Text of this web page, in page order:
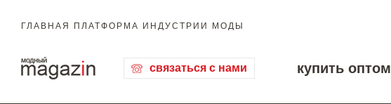
ГЛАВНАЯ ПЛАТФОРМА ИНДУСТРИИ МОДЫ
связаться с нами купить оптом